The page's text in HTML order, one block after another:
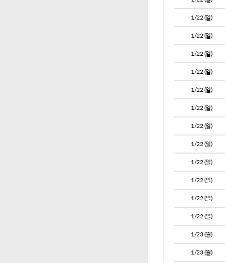
1/22 (일)
1/22 (일)
1/22 (일)
1/22 (일)
1/22 (일)
1/22 (일)
1/22 (일)
1/22 (일)
1/22 (일)
1/22 (일)
1/22 (일)
1/22 (일)
1/23 (월)
1/23 (월)